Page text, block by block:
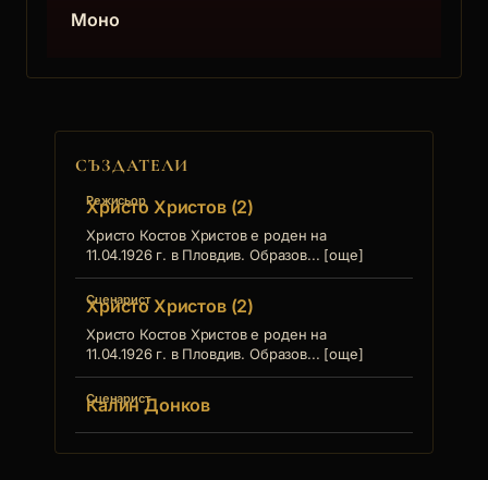
Моно
СЪЗДАТЕЛИ
Режисьор
Христо Христов (2)
Христо Костов Христов е роден на
11.04.1926 г. в Пловдив. Образов... [още]
Сценарист
Христо Христов (2)
Христо Костов Христов е роден на
11.04.1926 г. в Пловдив. Образов... [още]
Сценарист
Калин Донков